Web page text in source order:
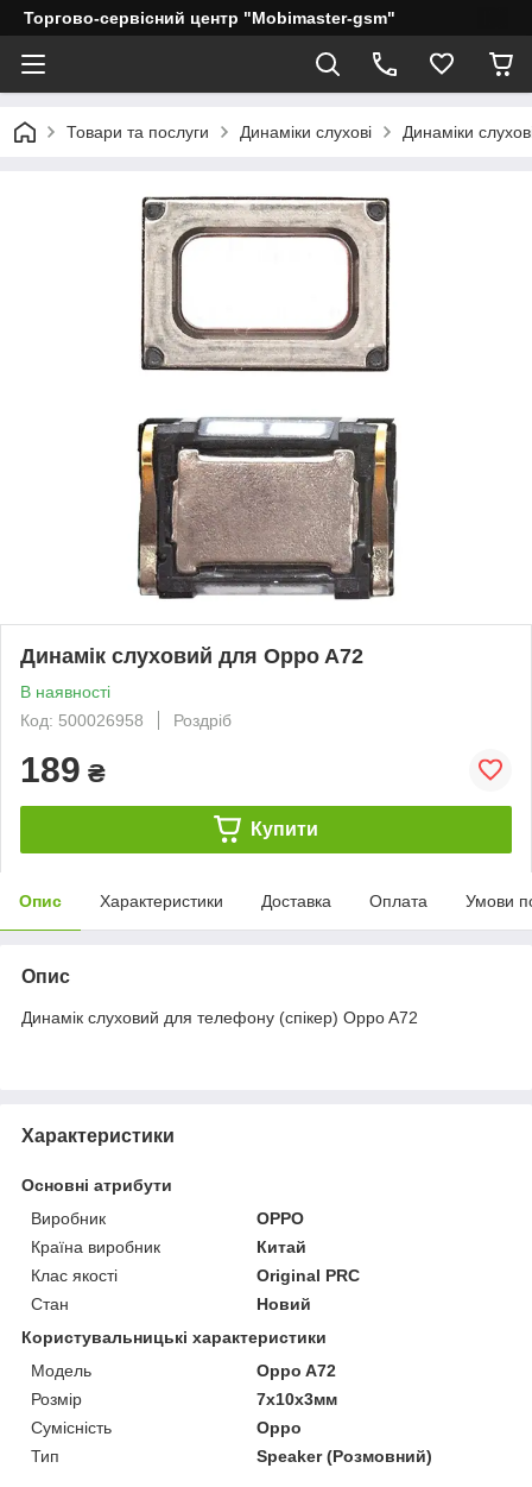
Торгово-сервісний центр "Mobimaster-gsm"
Товари та послуги Динаміки слухові Динаміки
Динамік слуховий для Oppo A72
В наявності
Код: 500026958
Роздріб
189 ₴
Купити
Опис Характеристики Доставка Оплата Умови
Опис
Динамік слуховий для телефону (спікер) Oppo A72
Характеристики
Основні атрибути
Виробник
OPPO
Країна виробник
Китай
Клас якості
Original PRC
Стан
Новий
Користувальницькі характеристики
Мoдель
Oppo A72
Розмір
7x10x3мм
Сумісність
Oppo
Тип
Speaker (Розмовний)